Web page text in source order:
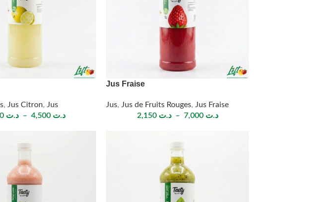
, Jus Citron, Jus
د.ت 1,350 – د.ت 4,500
Jus Fraise
Jus, Jus de Fruits Rouges, Jus Fraise
د.ت 2,150 – د.ت 7,000